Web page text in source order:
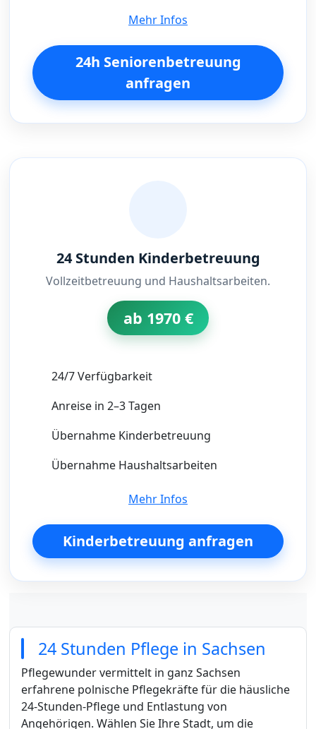
Mehr Infos
24h Seniorenbetreuung
anfragen
24 Stunden Kinderbetreuung
Vollzeitbetreuung und Haushaltsarbeiten.
ab 1970 €
24/7 Verfügbarkeit
Anreise in 2–3 Tagen
Übernahme Kinderbetreuung
Übernahme Haushaltsarbeiten
Mehr Infos
Kinderbetreuung anfragen
24 Stunden Pflege in Sachsen
Pflegewunder vermittelt in ganz Sachsen
erfahrene polnische Pflegekräfte für die häusliche
24-Stunden-Pflege und Entlastung von
Angehörigen. Wählen Sie Ihre Stadt, um die